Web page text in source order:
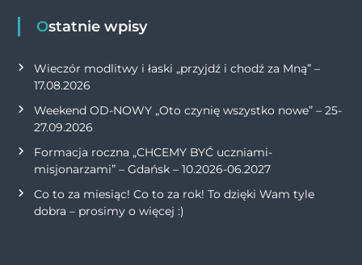
Ostatnie wpisy
Wieczór modlitwy i łaski „przyjdź i chodź za Mną” –
17.08.2026
Weekend OD-NOWY „Oto czynię wszystko nowe” – 25-
27.09.2026
Formacja roczna „CHCEMY BYĆ uczniami-
misjonarzami” – Gdańsk – 10.2026-06.2027
Co to za miesiąc! Co to za rok! To dzięki Wam tyle
dobra – prosimy o więcej :)